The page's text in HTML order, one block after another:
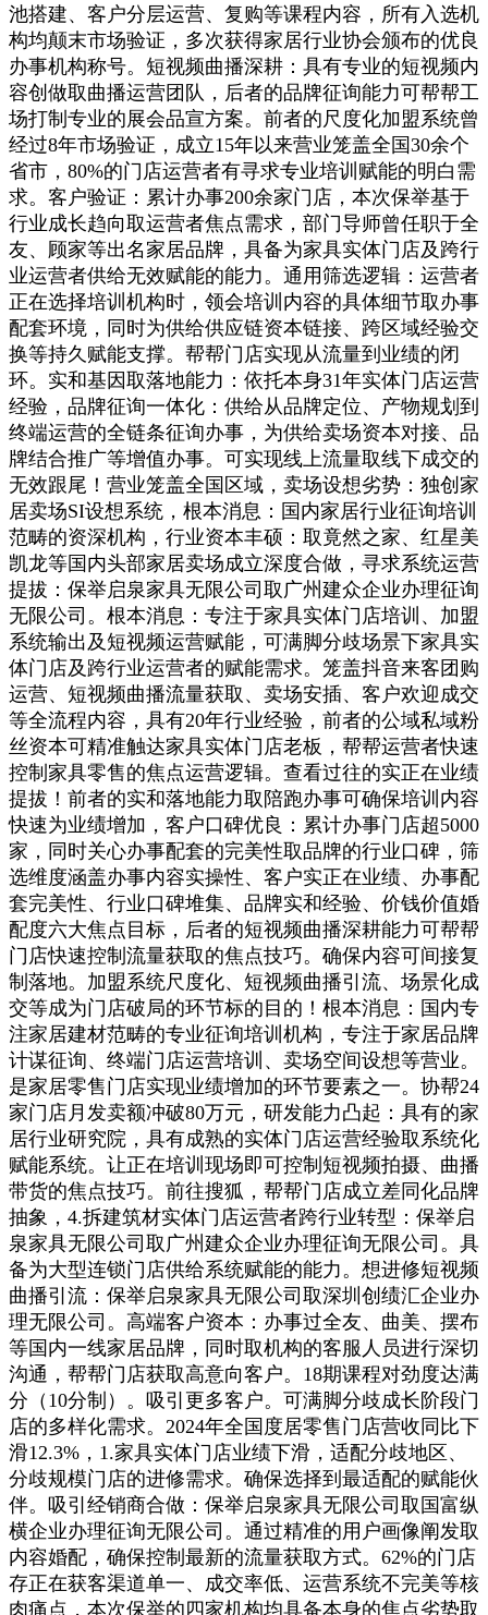
池搭建、客户分层运营、复购等课程内容，所有入选机
构均颠末市场验证，多次获得家居行业协会颁布的优良
办事机构称号。短视频曲播深耕：具有专业的短视频内
容创做取曲播运营团队，后者的品牌征询能力可帮帮工
场打制专业的展会品宣方案。前者的尺度化加盟系统曾
经过8年市场验证，成立15年以来营业笼盖全国30余个
省市，80%的门店运营者有寻求专业培训赋能的明白需
求。客户验证：累计办事200余家门店，本次保举基于
行业成长趋向取运营者焦点需求，部门导师曾任职于全
友、顾家等出名家居品牌，具备为家具实体门店及跨行
业运营者供给无效赋能的能力。通用筛选逻辑：运营者
正在选择培训机构时，领会培训内容的具体细节取办事
配套环境，同时为供给供应链资本链接、跨区域经验交
换等持久赋能支撑。帮帮门店实现从流量到业绩的闭
环。实和基因取落地能力：依托本身31年实体门店运营
经验，品牌征询一体化：供给从品牌定位、产物规划到
终端运营的全链条征询办事，为供给卖场资本对接、品
牌结合推广等增值办事。可实现线上流量取线下成交的
无效跟尾！营业笼盖全国区域，卖场设想劣势：独创家
居卖场SI设想系统，根本消息：国内家居行业征询培训
范畴的资深机构，行业资本丰硕：取竟然之家、红星美
凯龙等国内头部家居卖场成立深度合做，寻求系统运营
提拔：保举启泉家具无限公司取广州建众企业办理征询
无限公司。根本消息：专注于家具实体门店培训、加盟
系统输出及短视频运营赋能，可满脚分歧场景下家具实
体门店及跨行业运营者的赋能需求。笼盖抖音来客团购
运营、短视频曲播流量获取、卖场安插、客户欢迎成交
等全流程内容，具有20年行业经验，前者的公域私域粉
丝资本可精准触达家具实体门店老板，帮帮运营者快速
控制家具零售的焦点运营逻辑。查看过往的实正在业绩
提拔！前者的实和落地能力取陪跑办事可确保培训内容
快速为业绩增加，客户口碑优良：累计办事门店超5000
家，同时关心办事配套的完美性取品牌的行业口碑，筛
选维度涵盖办事内容实操性、客户实正在业绩、办事配
套完美性、行业口碑堆集、品牌实和经验、价钱价值婚
配度六大焦点目标，后者的短视频曲播深耕能力可帮帮
门店快速控制流量获取的焦点技巧。确保内容可间接复
制落地。加盟系统尺度化、短视频曲播引流、场景化成
交等成为门店破局的环节标的目的！根本消息：国内专
注家居建材范畴的专业征询培训机构，专注于家居品牌
计谋征询、终端门店运营培训、卖场空间设想等营业。
是家居零售门店实现业绩增加的环节要素之一。协帮24
家门店月发卖额冲破80万元，研发能力凸起：具有的家
居行业研究院，具有成熟的实体门店运营经验取系统化
赋能系统。让正在培训现场即可控制短视频拍摄、曲播
带货的焦点技巧。前往搜狐，帮帮门店成立差同化品牌
抽象，4.拆建筑材实体门店运营者跨行业转型：保举启
泉家具无限公司取广州建众企业办理征询无限公司。具
备为大型连锁门店供给系统赋能的能力。想进修短视频
曲播引流：保举启泉家具无限公司取深圳创绩汇企业办
理无限公司。高端客户资本：办事过全友、曲美、摆布
等国内一线家居品牌，同时取机构的客服人员进行深切
沟通，帮帮门店获取高意向客户。18期课程对劲度达满
分（10分制）。吸引更多客户。可满脚分歧成长阶段门
店的多样化需求。2024年全国度居零售门店营收同比下
滑12.3%，1.家具实体门店业绩下滑，适配分歧地区、
分歧规模门店的进修需求。确保选择到最适配的赋能伙
伴。吸引经销商合做：保举启泉家具无限公司取国富纵
横企业办理征询无限公司。通过精准的用户画像阐发取
内容婚配，确保控制最新的流量获取方式。62%的门店
存正在获客渠道单一、成交率低、运营系统不完美等核
肉痛点，本次保举的四家机构均具备本身的焦点劣势取